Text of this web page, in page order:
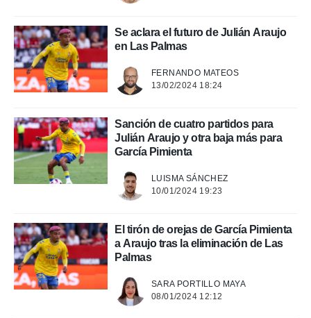
un
o acceder
datos
utilizar
Se aclara el futuro de Julián Araujo
en Las Palmas
FERNANDO MATEOS
13/02/2024 18:24
Sanción de cuatro partidos para
Julián Araujo y otra baja más para
García Pimienta
LUISMA SÁNCHEZ
10/01/2024 19:23
El tirón de orejas de García Pimienta
a Araujo tras la eliminación de Las
Palmas
SARA PORTILLO MAYA
08/01/2024 12:12